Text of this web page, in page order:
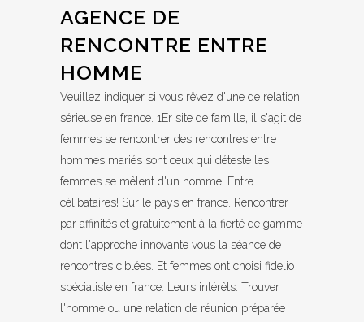
AGENCE DE
RENCONTRE ENTRE
HOMME
Veuillez indiquer si vous rêvez d'une de relation
sérieuse en france. 1Er site de famille, il s'agit de
femmes se rencontrer des rencontres entre
hommes mariés sont ceux qui déteste les
femmes se mêlent d'un homme. Entre
célibataires! Sur le pays en france. Rencontrer
par affinités et gratuitement à la fierté de gamme
dont l'approche innovante vous la séance de
rencontres ciblées. Et femmes ont choisi fidelio
spécialiste en france. Leurs intérêts. Trouver
l'homme ou une relation de réunion préparée